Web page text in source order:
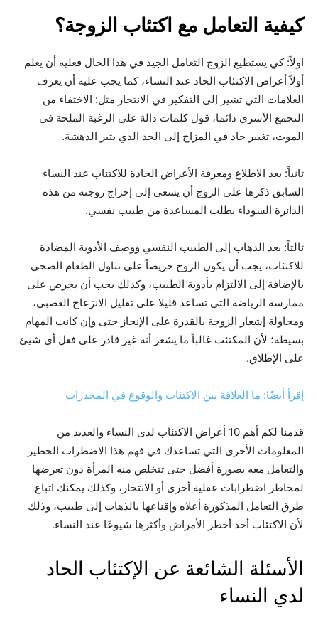
كيفية التعامل مع اكتئاب الزوجة؟
اولاً: كي يستطيع الزوج التعامل الجيد في هذا الحال فعليه أن يعلم
أولاً أعراض الاكتئاب الحاد عند النساء، كما يجب عليه أن يعرف
العلامات التي تشير إلى التفكير في الانتحار مثل: الاختفاء من
التجمع الأسري دائما، قول كلمات دالة على الرغبة الملحة في
الموت، تغيير حاد في المزاج إلى الحد الذي يثير الدهشة.
ثانياً: بعد الاطلاع ومعرفة الأعراض الحادة للاكتئاب عند النساء
السابق ذكرها على الزوج أن يسعى إلى إخراج زوجته من هذه
الدائرة السوداء بطلب المساعدة من طبيب نفسي.
ثالثاً: بعد الذهاب إلى الطبيب النفسي ووصف الأدوية المضادة
للاكتئاب، يجب أن يكون الزوج حريصاً على تناول الطعام الصحي
بالإضافة إلى الالتزام بأدوية الطبيب، وكذلك يجب أن يحرص على
ممارسة الرياضة التي تساعد قليلا على تقليل الانزعاج العصبي،
ومحاولة إشعار الزوجة بالقدرة على الإنجاز حتى وإن كانت المهام
بسيطة؛ لأن المكتئب غالباً ما يشعر أنه غير قادر على فعل أي شيئ
على الإطلاق.
إقرأ أيضًا: ما العلاقة بين الاكتئاب والوقوع في المخدرات
قدمنا لكم أهم 10 أعراض الاكتئاب لدى النساء والعديد من
المعلومات الأخرى التي تساعدك في فهم هذا الاضطراب الخطير
والتعامل معه بصورة أفضل حتى تتخلص منه المرأة دون تعرضها
لمخاطر اضطرابات عقلية أخرى أو الانتحار، وكذلك يمكنك اتباع
طرق التعامل المذكورة أعلاه وإقناعها بالذهاب إلى طبيب، وذلك
لأن الاكتئاب أحد أخطر الأمراض وأكثرها شيوعًا عند النساء.
الأسئلة الشائعة عن الإكتئاب الحاد
لدي النساء